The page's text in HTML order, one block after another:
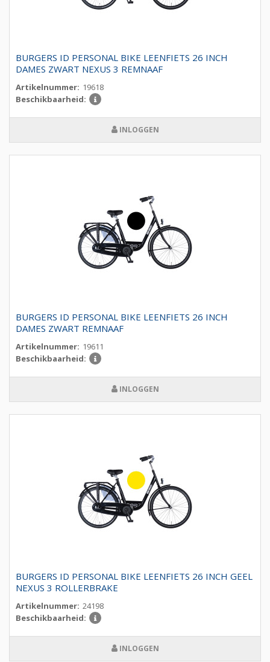
BURGERS ID PERSONAL BIKE LEENFIETS 26 INCH
DAMES ZWART NEXUS 3 REMNAAF
Artikelnummer: 19618
Beschikbaarheid:
INLOGGEN
BURGERS ID PERSONAL BIKE LEENFIETS 26 INCH
DAMES ZWART REMNAAF
Artikelnummer: 19611
Beschikbaarheid:
INLOGGEN
BURGERS ID PERSONAL BIKE LEENFIETS 26 INCH GEEL
NEXUS 3 ROLLERBRAKE
Artikelnummer: 24198
Beschikbaarheid:
INLOGGEN